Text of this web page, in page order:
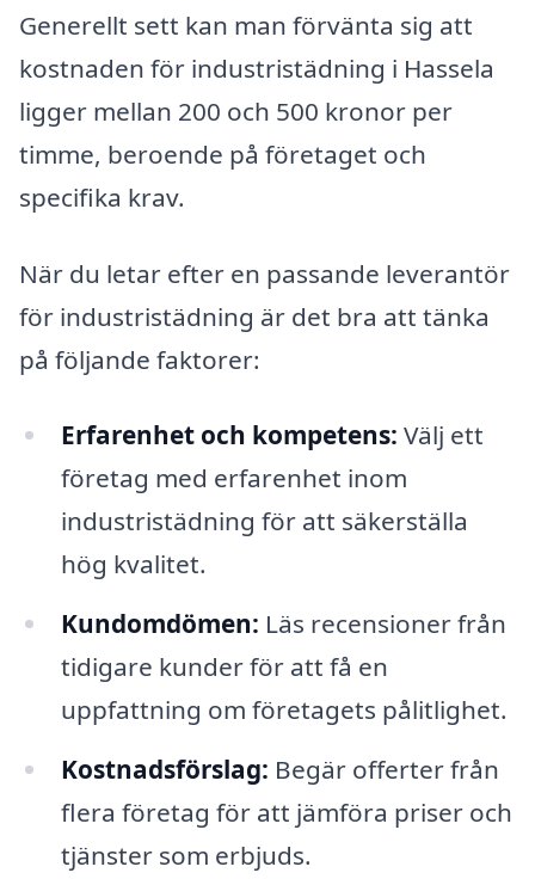
Generellt sett kan man förvänta sig att
kostnaden för industristädning i Hassela
ligger mellan 200 och 500 kronor per
timme, beroende på företaget och
specifika krav.
När du letar efter en passande leverantör
för industristädning är det bra att tänka
på följande faktorer:
Erfarenhet och kompetens: Välj ett
företag med erfarenhet inom
industristädning för att säkerställa
hög kvalitet.
Kundomdömen: Läs recensioner från
tidigare kunder för att få en
uppfattning om företagets pålitlighet.
Kostnadsförslag: Begär offerter från
flera företag för att jämföra priser och
tjänster som erbjuds.